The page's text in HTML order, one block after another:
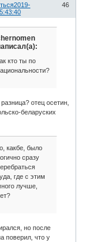
46
2019-
кто ты по
отец осетин,
беларуских
какбе, было
сразу
где с этим
лучше,
но после
поверил, что у